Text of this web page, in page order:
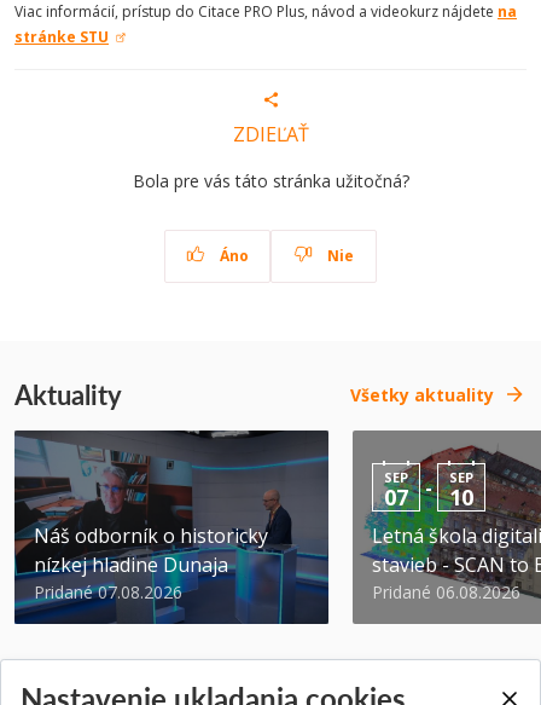
Viac informácií, prístup do Citace PRO Plus, návod a videokurz nájdete na
stránke STU
ZDIEĽAŤ
Bola pre vás táto stránka užitočná?
Áno Nie
Aktuality Všetky aktuality
Náš odborník o historicky
nízkej hladine Dunaja
Pridané 07.08.2026
SEP
07 - SEP
10
Letná škola
stavieb - SCAN to
Pridané 06.08.2026